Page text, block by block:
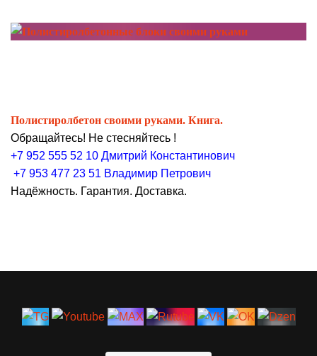
Полистиролбетон своими руками. Книга.
Обращайтесь! Не стесняйтесь !
+7 952 555 52 10 Дмитрий Константинович
+7 953 477 23 51 Владимир Петрович
Надёжность. Гарантия. Доставка.